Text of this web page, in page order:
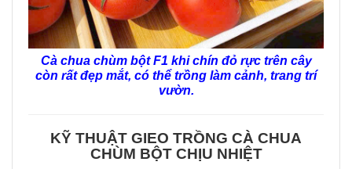
Cà chua chùm bột F1 khi chín đỏ rực trên cây
còn rất đẹp mắt, có thể trồng làm cảnh, trang trí
vườn.
KỸ THUẬT GIEO TRỒNG CÀ CHUA
CHÙM BỘT CHỊU NHIỆT